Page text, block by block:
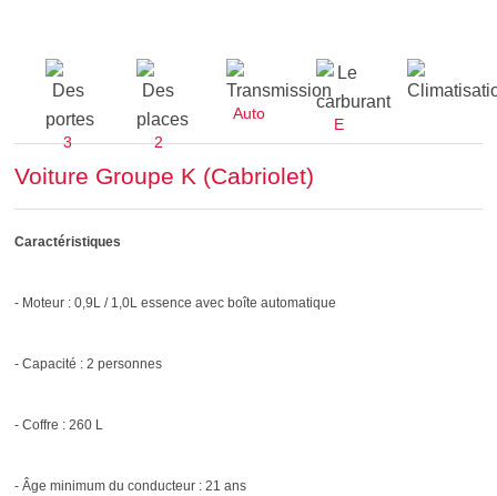
3 2
Auto
E
Voiture Groupe K (Cabriolet)
Caractéristiques
- Moteur : 0,9L / 1,0L essence avec boîte automatique
- Capacité : 2 personnes
- Coffre : 260 L
- Âge minimum du conducteur : 21 ans